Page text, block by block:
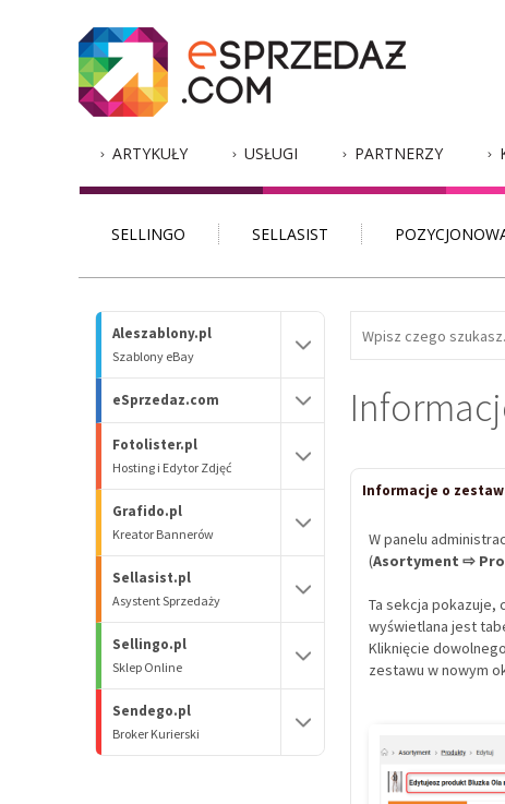
ARTYKUŁY USŁUGI PARTNERZY
SELLINGO SELLASIST
Aleszablony.pl
Szablony eBay
eSprzedaz.com
Fotolister.pl
Hosting i Edytor Zdjęć
Grafido.pl
Kreator Bannerów
Sellasist.pl
Asystent Sprzedaży
Sellingo.pl
Sklep Online
Sendego.pl
Broker Kurierski
Informacje o
W panelu
(Asortyment ⇨
Ta sekcja pokazuje,
wyświetlana jest
Kliknięcie
zestawu w nowym